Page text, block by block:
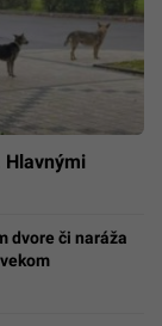
Hlavnými
dvore či naráža